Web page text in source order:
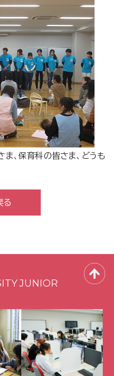
、保育科の皆さま、どうも
る